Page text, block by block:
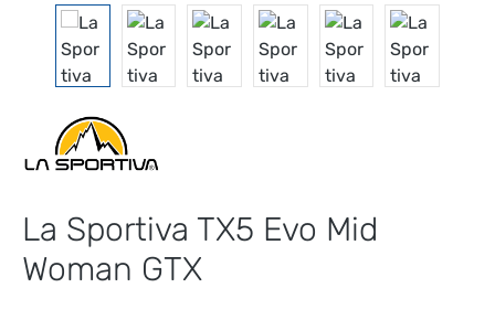
La Sportiva TX5 Evo Mid
Woman GTX